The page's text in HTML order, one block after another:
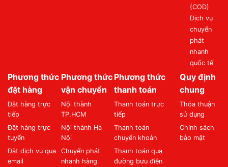
(COD)
Dịch vụ
chuyển
phát
nhanh
quốc tế
Phương thức
đặt hàng
Đặt hàng trực
tiếp
Đặt hàng trực
tuyến
Đặt dịch vụ qua
email
Phương thức
vận chuyển
Nội thành
TP.HCM
Nội thành Hà
Nội
Chuyển phát
nhanh hàng
Phương thức
thanh toán
Thanh toán trực
tiếp
Thanh toán
chuyển khoản
Thanh toán qua
đường bưu điện
Quy định
chung
Thỏa thuận
sử dụng
Chính sách
bảo mật